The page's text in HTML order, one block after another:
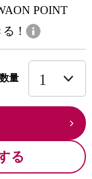
POINT
！
数量
る